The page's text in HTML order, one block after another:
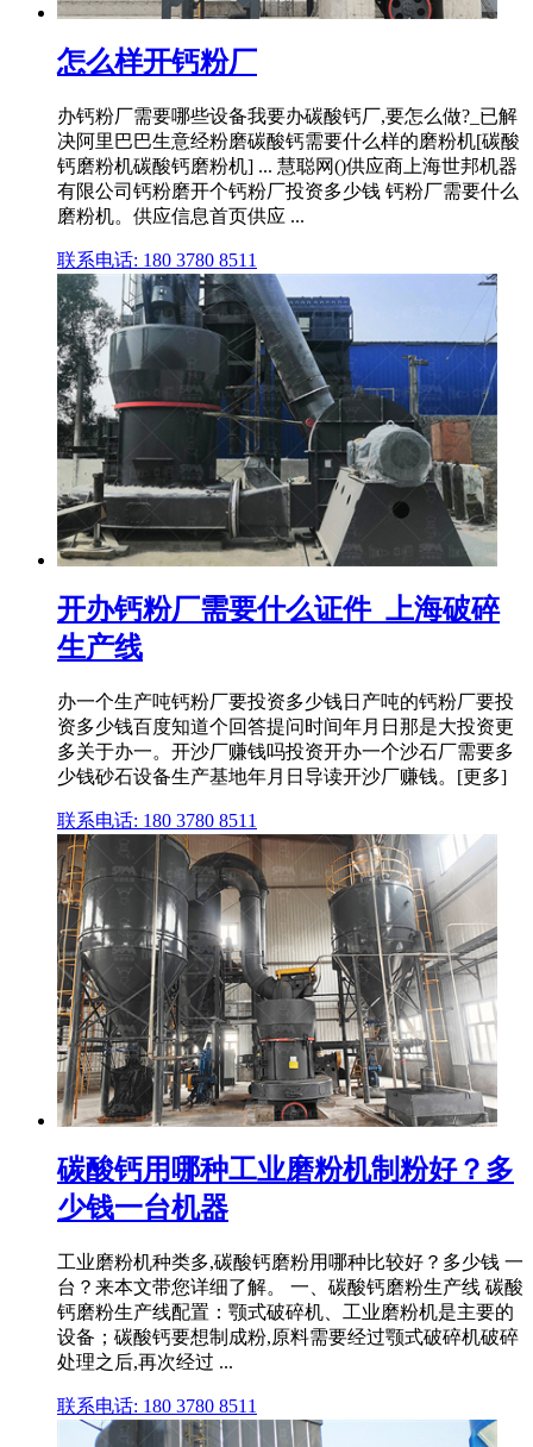
怎么样开钙粉厂
办钙粉厂需要哪些设备我要办碳酸钙厂,要怎么做?_已解
决阿里巴巴生意经粉磨碳酸钙需要什么样的磨粉机[碳酸
钙磨粉机碳酸钙磨粉机] ... 慧聪网()供应商上海世邦机器
有限公司钙粉磨开个钙粉厂投资多少钱 钙粉厂需要什么
磨粉机。供应信息首页供应 ...
联系电话: 180 3780 8511
开办钙粉厂需要什么证件_上海破碎
生产线
办一个生产吨钙粉厂要投资多少钱日产吨的钙粉厂要投
资多少钱百度知道个回答提问时间年月日那是大投资更
多关于办一。开沙厂赚钱吗投资开办一个沙石厂需要多
少钱砂石设备生产基地年月日导读开沙厂赚钱。[更多]
联系电话: 180 3780 8511
碳酸钙用哪种工业磨粉机制粉好？多
少钱一台机器
工业磨粉机种类多,碳酸钙磨粉用哪种比较好？多少钱 一
台？来本文带您详细了解。 一、碳酸钙磨粉生产线 碳酸
钙磨粉生产线配置：颚式破碎机、工业磨粉机是主要的
设备；碳酸钙要想制成粉,原料需要经过颚式破碎机破碎
处理之后,再次经过 ...
联系电话: 180 3780 8511